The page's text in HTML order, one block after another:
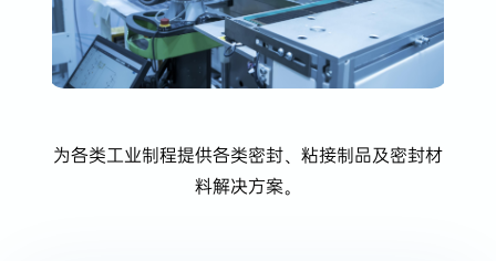
为各类工业制程提供各类密封、粘接制品及密封材
料解决方案。